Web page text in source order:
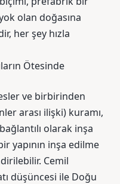
olan doğasına
her şey hızla
Ötesinde
ve birbirinden
arası ilişki) kuramı,
olarak inşa
yapının inşa edilme
Cemil
düşüncesi ile Doğu